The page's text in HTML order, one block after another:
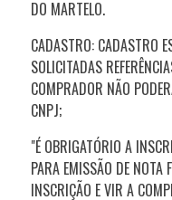
DO MARTELO.
CADASTRO: CADASTRO
SOLICITADAS
COMPRADOR NÃO
CNPJ;
"É OBRIGATÓRIO A
PARA EMISSÃO DE NOTA
INSCRIÇÃO E VIR A